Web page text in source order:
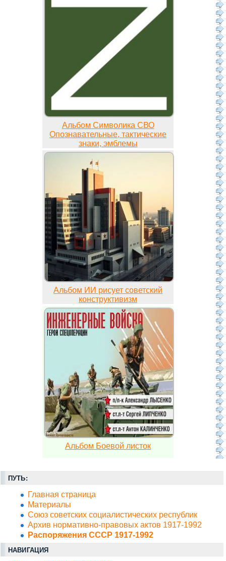
Альбом Символика СВО
Опознавательные, тактические
знаки, эмблемы
Альбом ИИ рисует советский
конструктивизм
Альбом Боевой листок
ПУТЬ:
Главная страница
Материалы
Союз советских социалистических республик
Архив нормативно-правовых актов 1917-1992
Распоряжения СССР 1917-1992
НАВИГАЦИЯ